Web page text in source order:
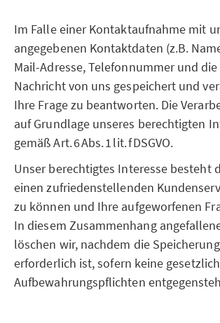
Im Falle einer Kontaktaufnahme mit
angegebenen Kontaktdaten (z.B.
Mail-Adresse, Telefonnummer und
Nachricht von uns gespeichert und
Ihre Frage zu beantworten. Die
auf Grundlage unseres berechtigten
gemäß Art. 6 Abs. 1 lit. f DSGVO.
Unser berechtigtes Interesse besteht
einen zufriedenstellenden
zu können und Ihre aufgeworfenen
In diesem Zusammenhang
löschen wir, nachdem die
erforderlich ist, sofern keine
Aufbewahrungspflichten